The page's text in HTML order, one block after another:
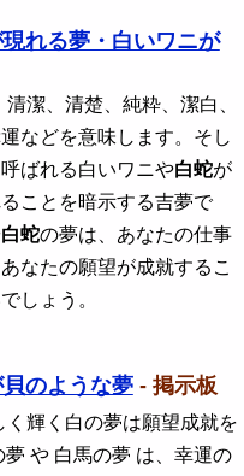
れる夢・白いワニが
潔、清楚、純粋、潔白、
などを意味します。そし
ばれる白いワニや白蛇が
ことを暗示する吉夢で
白蛇の夢は、あなたの仕事
なたの願望が成就するこ
しょう。
のような夢- 掲示板
く輝く白の夢は願望成就を
夢 や 白馬の夢 は、幸運の